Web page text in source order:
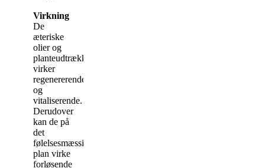
Virkning
De
æteriske
olier og
planteudtrækkene
virker
regenererende
og
vitaliserende.
Derudover
kan de på
det
følelsesmæssige
plan virke
forløsende